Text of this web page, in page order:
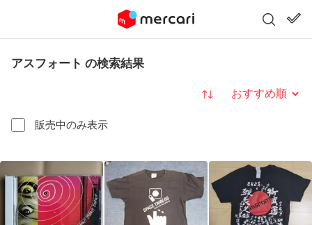
アスフォート の検索結果
販売中のみ表示
並び替え